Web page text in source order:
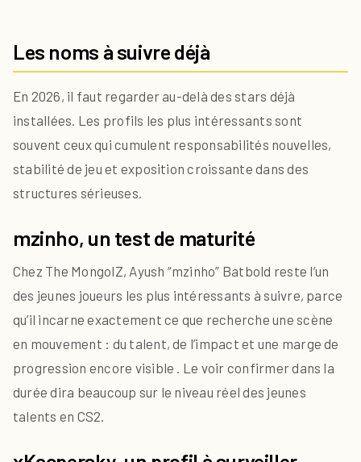
Les noms à suivre déjà
En 2026, il faut regarder au-delà des stars déjà
installées. Les profils les plus intéressants sont
souvent ceux qui cumulent responsabilités nouvelles,
stabilité de jeu et exposition croissante dans des
structures sérieuses.
mzinho, un test de maturité
Chez The MongolZ, Ayush “mzinho” Batbold reste l’un
des jeunes joueurs les plus intéressants à suivre, parce
qu’il incarne exactement ce que recherche une scène
en mouvement : du talent, de l’impact et une marge de
progression encore visible . Le voir confirmer dans la
durée dira beaucoup sur le niveau réel des jeunes
talents en CS2.